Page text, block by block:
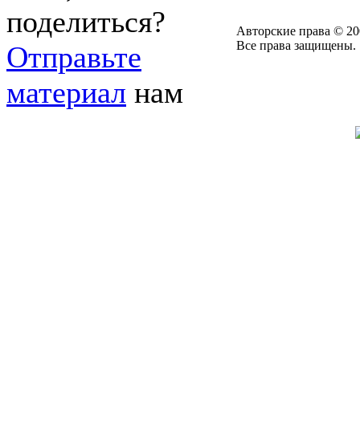
поделиться?
Отправьте
материал нам
Авторские права ©
Все права защищены.